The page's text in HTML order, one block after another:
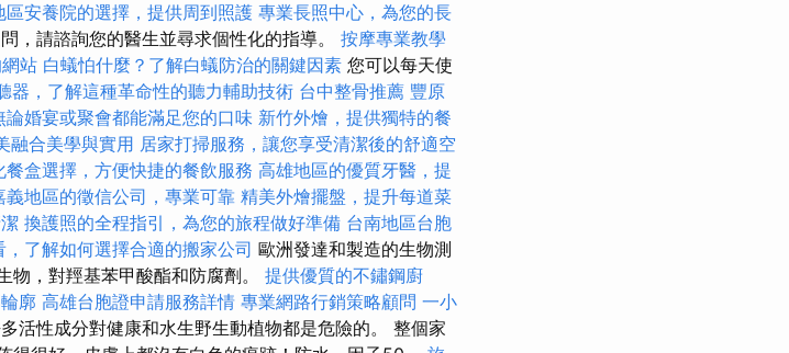
區安養院的選擇，提供周到照護 專業長照中心，為您的長
，請諮詢您的醫生並尋求個性化的指導。 按摩專業教學
站 白蟻怕什麼？了解白蟻防治的關鍵因素 您可以每天使
器，了解這種革命性的聽力輔助技術 台中整骨推薦 豐原
論婚宴或聚會都能滿足您的口味 新竹外燴，提供獨特的餐
融合美學與實用 居家打掃服務，讓您享受清潔後的舒適空
餐盒選擇，方便快捷的餐飲服務 高雄地區的優質牙醫，提
義地區的徵信公司，專業可靠 精美外燴擺盤，提升每道菜
換護照的全程指引，為您的旅程做好準備 台南地區台胞
，了解如何選擇合適的搬家公司 歐洲發達和製造的生物測
物，對羥基苯甲酸酯和防腐劑。 提供優質的不鏽鋼廚
廓 高雄台胞證申請服務詳情 專業網路行銷策略顧問 一小
活性成分對健康和水生野生動植物都是危險的。 整個家